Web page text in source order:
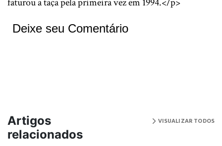
Deixe seu Comentário
Artigos
relacionados
VISUALIZAR TODOS